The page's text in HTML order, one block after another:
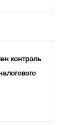
контроль